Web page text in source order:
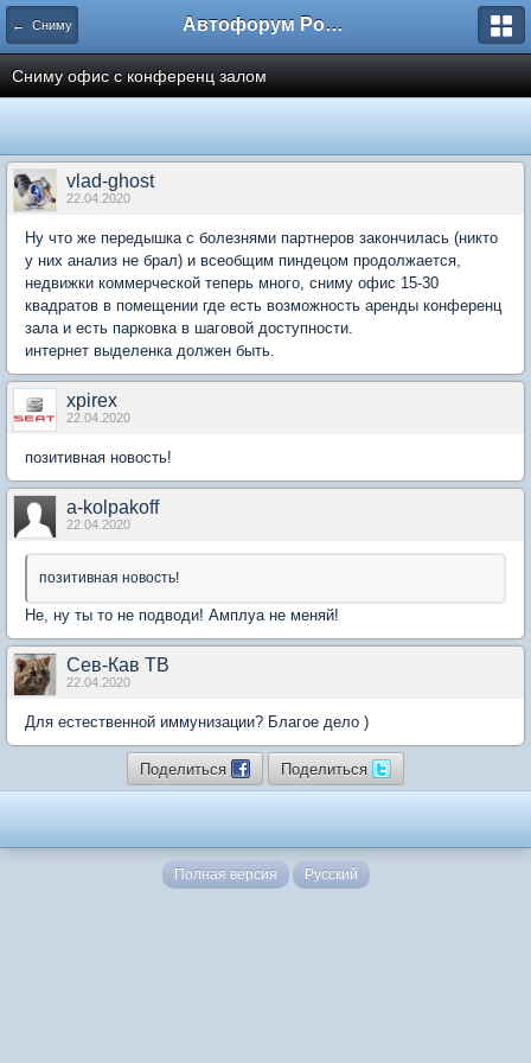
← Сниму Автофорум Ростова-на-Дону
Сниму офис с конференц залом
vlad-ghost
22.04.2020
Ну что же передышка с болезнями партнеров закончилась (никто
у них анализ не брал) и всеобщим пиндецом продолжается,
недвижки коммерческой теперь много, сниму офис 15-30
квадратов в помещении где есть возможность аренды конференц
зала и есть парковка в шаговой доступности.
интернет выделенка должен быть.
xpirex
22.04.2020
позитивная новость!
a-kolpakoff
22.04.2020
позитивная новость!
Не, ну ты то не подводи! Амплуа не меняй!
Сев-Кав ТВ
22.04.2020
Для естественной иммунизации? Благое дело )
Поделиться Поделиться
Полная версия Русский